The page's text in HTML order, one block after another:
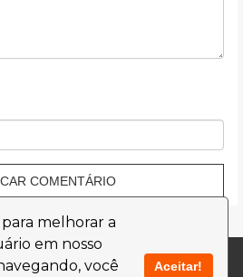
melhorar a
em nosso
você
Aceitar!
COMENTÁRIO
Termos de Uso